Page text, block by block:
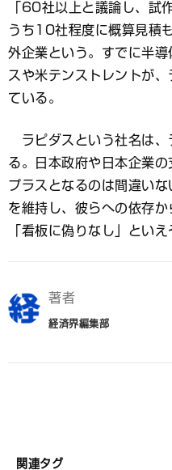
「60社以上と議論し、試
うち10社程度に概算見積
外企業という。すでに半
スや米テンストレントが
ている。
ラピダスという社名は、
る。日本政府や日本企業
プラスとなるのは間違い
を維持し、彼らへの依存か
「看板に偽りなし」といえ
著者
経済界編集部
関連タグ